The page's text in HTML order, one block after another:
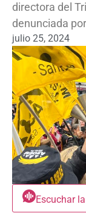
directora del
denunciada
julio 25, 2024
Escuchar